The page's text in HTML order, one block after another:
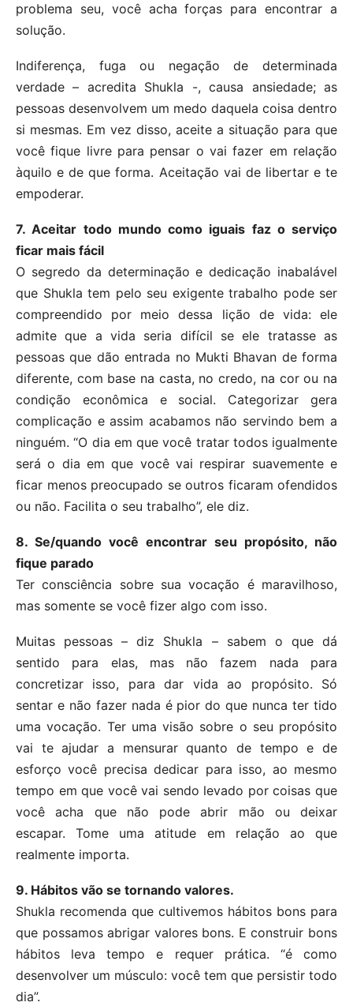
problema seu, você acha forças para encontrar a
solução.
Indiferença, fuga ou negação de determinada
verdade – acredita Shukla -, causa ansiedade; as
pessoas desenvolvem um medo daquela coisa dentro
si mesmas. Em vez disso, aceite a situação para que
você fique livre para pensar o vai fazer em relação
àquilo e de que forma. Aceitação vai de libertar e te
empoderar.
7. Aceitar todo mundo como iguais faz o serviço
ficar mais fácil
O segredo da determinação e dedicação inabalável
que Shukla tem pelo seu exigente trabalho pode ser
compreendido por meio dessa lição de vida: ele
admite que a vida seria difícil se ele tratasse as
pessoas que dão entrada no Mukti Bhavan de forma
diferente, com base na casta, no credo, na cor ou na
condição econômica e social. Categorizar gera
complicação e assim acabamos não servindo bem a
ninguém. “O dia em que você tratar todos igualmente
será o dia em que você vai respirar suavemente e
ficar menos preocupado se outros ficaram ofendidos
ou não. Facilita o seu trabalho”, ele diz.
8. Se/quando você encontrar seu propósito, não
fique parado
Ter consciência sobre sua vocação é maravilhoso,
mas somente se você fizer algo com isso.
Muitas pessoas – diz Shukla – sabem o que dá
sentido para elas, mas não fazem nada para
concretizar isso, para dar vida ao propósito. Só
sentar e não fazer nada é pior do que nunca ter tido
uma vocação. Ter uma visão sobre o seu propósito
vai te ajudar a mensurar quanto de tempo e de
esforço você precisa dedicar para isso, ao mesmo
tempo em que você vai sendo levado por coisas que
você acha que não pode abrir mão ou deixar
escapar. Tome uma atitude em relação ao que
realmente importa.
9. Hábitos vão se tornando valores.
Shukla recomenda que cultivemos hábitos bons para
que possamos abrigar valores bons. E construir bons
hábitos leva tempo e requer prática. “é como
desenvolver um músculo: você tem que persistir todo
dia”.